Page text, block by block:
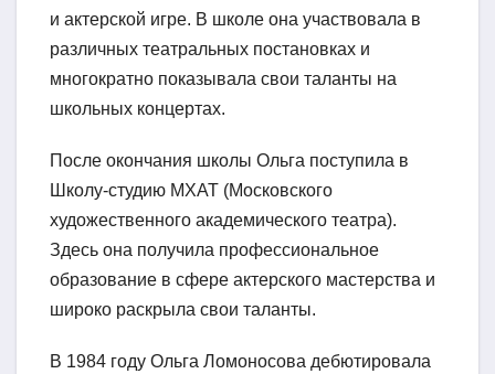
и актерской игре. В школе она участвовала в
различных театральных постановках и
многократно показывала свои таланты на
школьных концертах.
После окончания школы Ольга поступила в
Школу-студию МХАТ (Московского
художественного академического театра).
Здесь она получила профессиональное
образование в сфере актерского мастерства и
широко раскрыла свои таланты.
В 1984 году Ольга Ломоносова дебютировала